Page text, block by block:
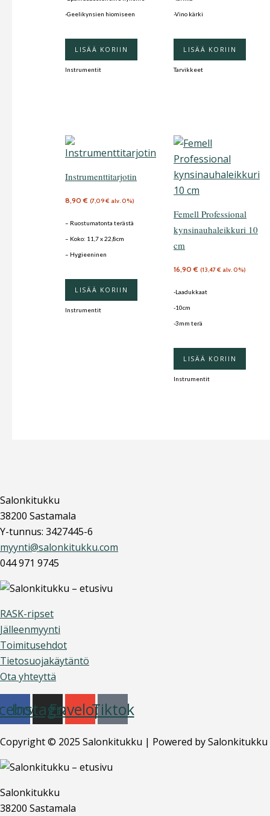
-Geelikynsien hiomiseen
LISÄÄ KORIIN
Instrumentit
-Vino kärki
LISÄÄ KORIIN
Tarvikkeet
Instrumenttitarjotin
8,90€ (7,09€ alv. 0%)
– Ruostumatonta terästä
– Koko: 11,7 x 22,8cm
– Hygieeninen
LISÄÄ KORIIN
Instrumentit
Femell Professional
kynsinauhaleikkuri 10
cm
16,90€ (13,47€ alv. 0%)
-Laadukkaat
-10cm
-3mm terä
LISÄÄ KORIIN
Instrumentit
Salonkitukku
38200 Sastamala
Y-tunnus: 3427445-6
myynti@salonkitukku.com
044 971 9745
RASK-ripset
Jälleenmyynti
Toimitusehdot
Tietosuojakäytäntö
Ota yhteyttä
Instagram
EnvelopeTiktok
Copyright © 2025 Salonkitukku | Powered by Salonkitukku
Salonkitukku
38200 Sastamala